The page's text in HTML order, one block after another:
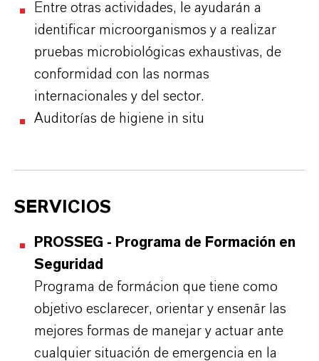
Entre otras actividades, le ayudarán a
identificar microorganismos y a realizar
pruebas microbiológicas exhaustivas, de
conformidad con las normas
internacionales y del sector.
Auditorías de higiene in situ
SERVICIOS
PROSSEG - Programa de Formación en
Seguridad
Programa de formácion que tiene como
objetivo esclarecer, orientar y ensenãr las
mejores formas de manejar y actuar ante
cualquier situación de emergencia en la